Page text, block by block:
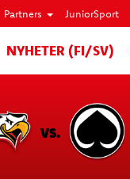
Partners JuniorSport
NYHETER (FI/SV)
VS.